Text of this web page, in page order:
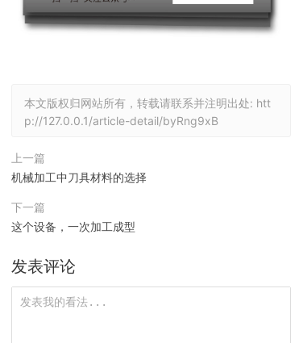
本文版权归网站所有，转载请联系并注明出处: htt
p://127.0.0.1/article-detail/byRng9xB
上一篇
机械加工中刀具材料的选择
下一篇
这个设备，一次加工成型
发表评论